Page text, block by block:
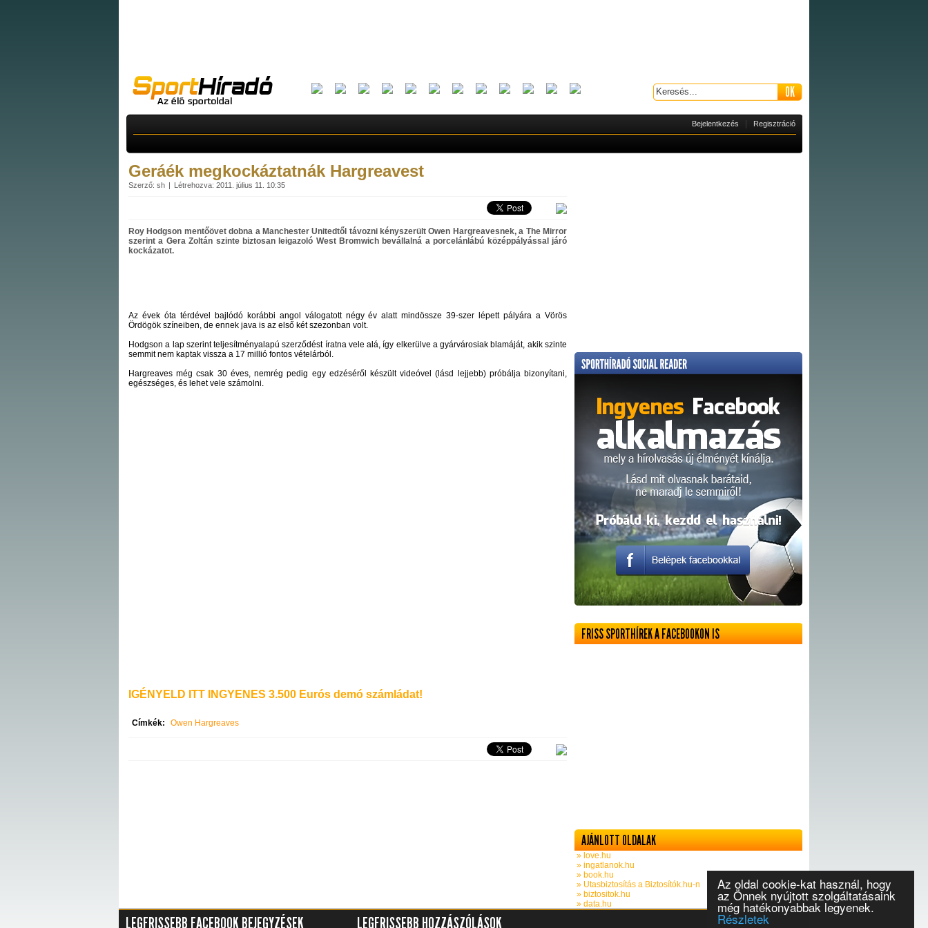
Az oldal cookie-kat használ, hogy
az Önnek nyújtott szolgáltatásaink
még hatékonyabbak legyenek.
Részletek
Bejelentkezés Regisztráció
Geráék megkockáztatnák Hargreavest
Szerző: sh Létrehozva: 2011. július 11. 10:35
Roy Hodgson mentőövet dobna a Manchester Unitedtől távozni kényszerült Owen Hargreavesnek, a The Mirror
szerint a Gera Zoltán szinte biztosan leigazoló West Bromwich bevállalná a porcelánlábú középpályással járó
kockázatot.
Az évek óta térdével bajlódó korábbi angol válogatott négy év alatt mindössze 39-szer lépett pályára a Vörös
Ördögök színeiben, de ennek java is az első két szezonban volt.
Hodgson a lap szerint teljesítményalapú szerződést íratna vele alá, így elkerülve a gyárvárosiak blamáját, akik szinte
semmit nem kaptak vissza a 17 millió fontos vételárból.
Hargreaves még csak 30 éves, nemrég pedig egy edzéséről készült videóvel (lásd lejjebb) próbálja bizonyítani,
egészséges, és lehet vele számolni.
IGÉNYELD ITT INGYENES 3.500 Eurós demó számládat!
Címkék: Owen Hargreaves
FRISS SPORTHÍREK A FACEBOOKON IS
AJÁNLOTT OLDALAK
» love.hu
» ingatlanok.hu
» book.hu
» Utasbiztosítás a Biztosítók.hu-n
» biztositok.hu
» data.hu
LEGFRISSEBB FACEBOOK BEJEGYZÉSEK LEGFRISSEBB HOZZÁSZÓLÁSOK